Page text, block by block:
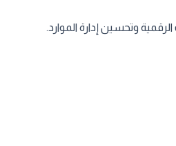
وتحسين إدارة الموارد.